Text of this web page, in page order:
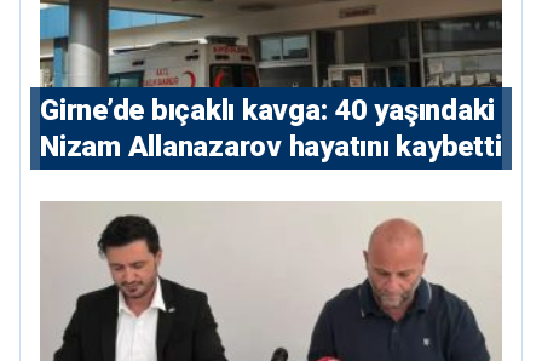
Girne’de bıçaklı kavga: 40 yaşındaki
Nizam Allanazarov hayatını kaybetti